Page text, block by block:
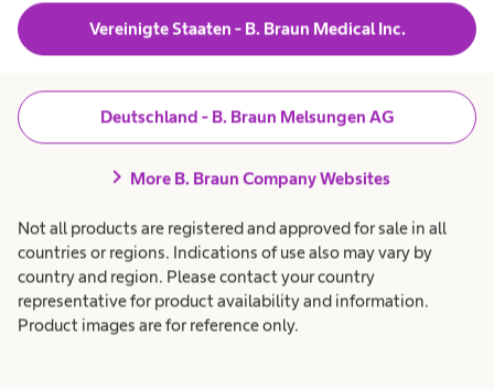
Vereinigte Staaten - B. Braun Medical Inc.
Deutschland - B. Braun Melsungen AG
chevron_right More B. Braun Company Websites
Not all products are registered and approved for sale in all
countries or regions. Indications of use also may vary by
country and region. Please contact your country
representative for product availability and information.
Product images are for reference only.